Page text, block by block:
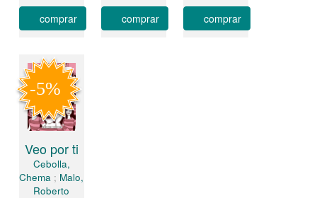
comprar comprar comprar
Veo por ti
Cebolla,
Chema ; Malo,
Roberto